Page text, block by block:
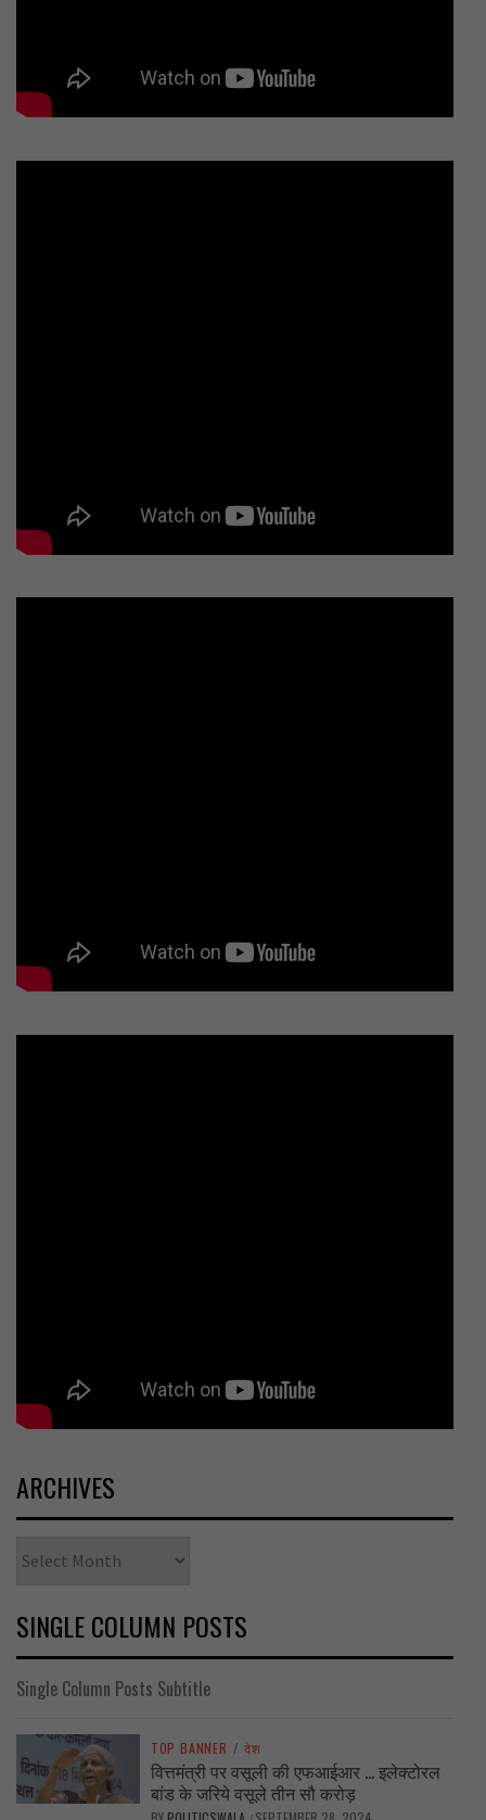
ARCHIVES
SINGLE COLUMN POSTS
Single Column Posts Subtitle
TOP BANNER / देश
वित्तमंत्री पर वसूली की एफआईआर … इलेक्टोरल
बांड के जरिये वसूले तीन सौ करोड़